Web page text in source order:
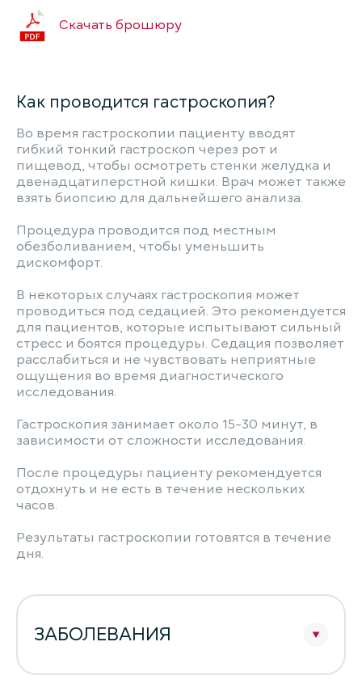
Скачать брошюру
Как проводится гастроскопия?
Во время гастроскопии пациенту вводят
гибкий тонкий гастроскоп через рот и
пищевод, чтобы осмотреть стенки желудка и
двенадцатиперстной кишки. Врач может также
взять биопсию для дальнейшего анализа.
Процедура проводится под местным
обезболиванием, чтобы уменьшить
дискомфорт.
В некоторых случаях гастроскопия может
проводиться под седацией. Это рекомендуется
для пациентов, которые испытывают сильный
стресс и боятся процедуры. Седация позволяет
расслабиться и не чувствовать неприятные
ощущения во время диагностического
исследования.
Гастроскопия занимает около 15-30 минут, в
зависимости от сложности исследования.
После процедуры пациенту рекомендуется
отдохнуть и не есть в течение нескольких
часов.
Результаты гастроскопии готовятся в течение
дня.
ЗАБОЛЕВАНИЯ